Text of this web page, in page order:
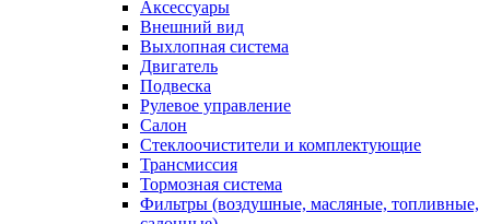
Аксессуары
Внешний вид
Выхлопная система
Двигатель
Подвеска
Рулевое управление
Салон
Стеклоочистители и комплектующие
Трансмиссия
Тормозная система
Фильтры (воздушные, масляные, топливные,